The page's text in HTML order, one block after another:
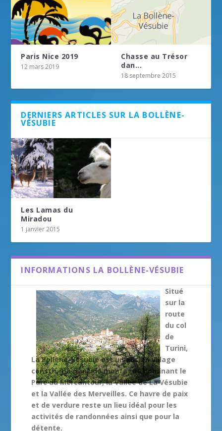
Paris Nice 2019
12 mars 2019
Chasse au Trésor
dan...
18 septembre 2015
DERNIERS ARTICLES SUR LA BOLLÈNE-
VÉSUBIE
Les Lamas du
Miradou
1 janvier 2015
INFORMATIONS LA BOLLÈNE-VÉSUBIE
Situé
sur la
route
du col
de
Turini,
La Bollène-Vésubie est un ancien village
construit à flanc de montagne dominant le
Parc du Mercantour, la Vallée de La Vésubie
et la Vallée des Merveilles. Ce havre de paix
et de verdure reste un lieu idéal pour les
activités de randonnées ainsi que pour la
détente.